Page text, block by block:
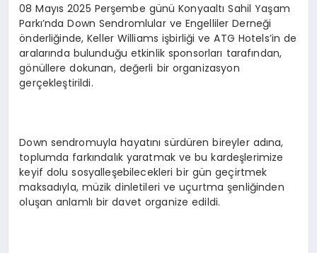
08 Mayıs 2025 Perşembe günü Konyaaltı Sahil Yaşam
Parkı’nda Down Sendromlular ve Engelliler Derneği
önderliğinde, Keller Williams işbirliği ve ATG Hotels’in de
aralarında bulunduğu etkinlik sponsorları tarafından,
gönüllere dokunan, değerli bir organizasyon
gerçekleştirildi.
Down sendromuyla hayatını sürdüren bireyler adına,
toplumda farkındalık yaratmak ve bu kardeşlerimize
keyif dolu sosyalleşebilecekleri bir gün geçirtmek
maksadıyla, müzik dinletileri ve uçurtma şenliğinden
oluşan anlamlı bir davet organize edildi.